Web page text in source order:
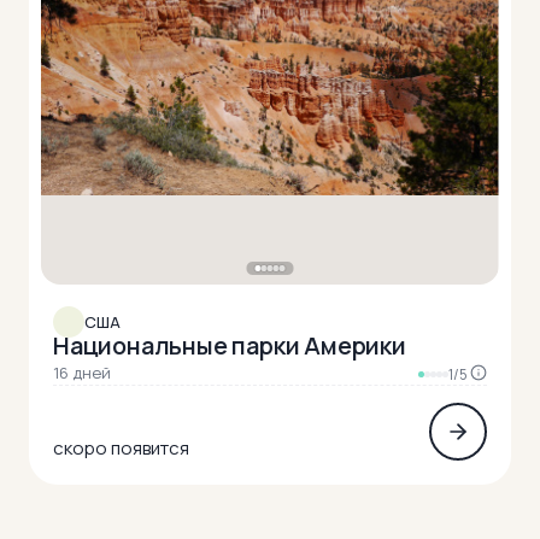
США
Национальные парки Америки
16 дней 1/5
скоро появится